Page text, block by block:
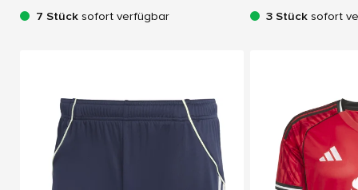
7 Stück sofort verfügbar 3 Stück sofort